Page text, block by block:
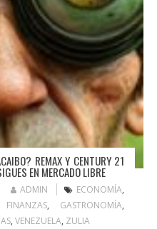
REMAX Y CENTURY 21
EN MERCADO LIBRE
ADMIN ECONOMÍA,
FINANZAS, GASTRONOMÍA,
, VENEZUELA, ZULIA